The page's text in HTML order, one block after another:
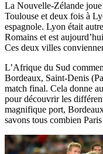
La Nouvelle-Zélande joue
Toulouse et deux fois à
espagnole. Lyon était
Romains et est
Ces deux villes
L’Afrique du Sud
Bordeaux, Saint-Denis
match final. Cela donne
pour découvrir les
magnifique port,
savons tous combien